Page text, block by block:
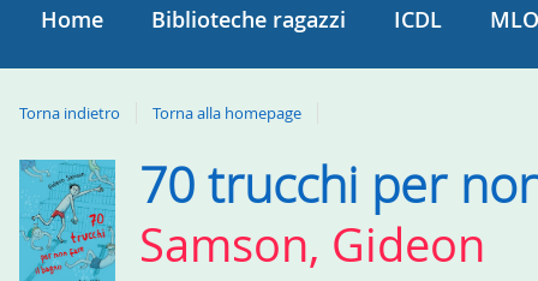
Home Biblioteche ragazzi ICDL
Torna indietro Torna alla homepage
Dettaglio
del
documento
70 trucchi per
Samson, Gideon